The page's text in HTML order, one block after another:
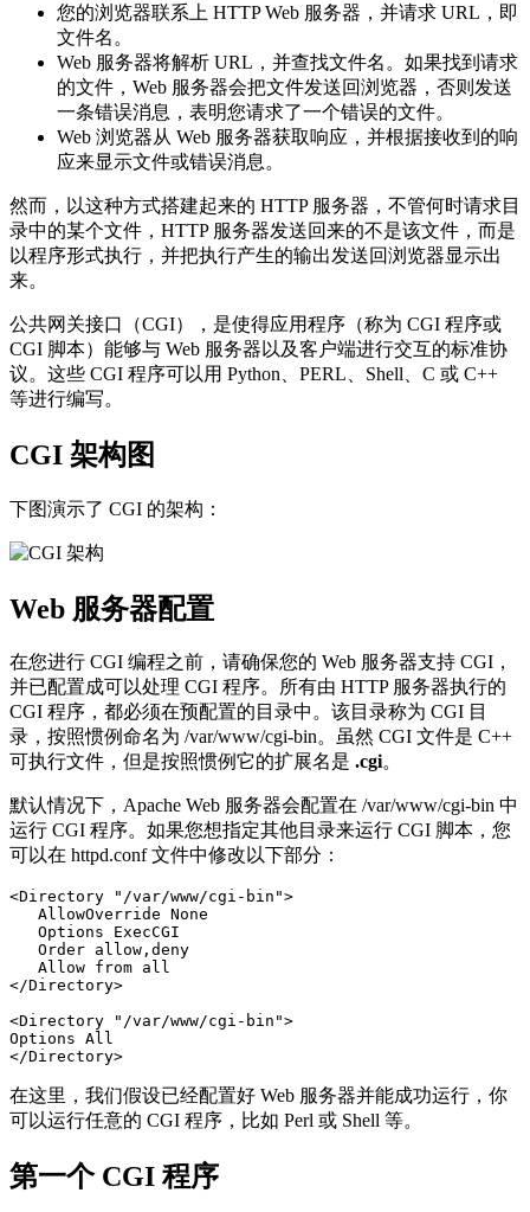
您的浏览器联系上 HTTP Web 服务器，并请求 URL，即
文件名。
Web 服务器将解析 URL，并查找文件名。如果找到请求
的文件，Web 服务器会把文件发送回浏览器，否则发送
一条错误消息，表明您请求了一个错误的文件。
Web 浏览器从 Web 服务器获取响应，并根据接收到的响
应来显示文件或错误消息。
然而，以这种方式搭建起来的 HTTP 服务器，不管何时请求目
录中的某个文件，HTTP 服务器发送回来的不是该文件，而是
以程序形式执行，并把执行产生的输出发送回浏览器显示出
来。
公共网关接口（CGI），是使得应用程序（称为 CGI 程序或
CGI 脚本）能够与 Web 服务器以及客户端进行交互的标准协
议。这些 CGI 程序可以用 Python、PERL、Shell、C 或 C++
等进行编写。
CGI 架构图
下图演示了 CGI 的架构：
Web 服务器配置
在您进行 CGI 编程之前，请确保您的 Web 服务器支持 CGI，
并已配置成可以处理 CGI 程序。所有由 HTTP 服务器执行的
CGI 程序，都必须在预配置的目录中。该目录称为 CGI 目
录，按照惯例命名为 /var/www/cgi-bin。虽然 CGI 文件是 C++
可执行文件，但是按照惯例它的扩展名是 .cgi。
默认情况下，Apache Web 服务器会配置在 /var/www/cgi-bin 中
运行 CGI 程序。如果您想指定其他目录来运行 CGI 脚本，您
可以在 httpd.conf 文件中修改以下部分：
<Directory "/var/www/cgi-bin">
   AllowOverride None
   Options ExecCGI
   Order allow,deny
   Allow from all
</Directory>
<Directory "/var/www/cgi-bin">
Options All
在这里，我们假设已经配置好 Web 服务器并能成功运行，你
可以运行任意的 CGI 程序，比如 Perl 或 Shell 等。
第一个 CGI 程序